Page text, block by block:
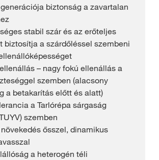
biztonság a zavartalan
stabil szár és az erőteljes
biztosítja a szárdőléssel szembeni
– nagy fokú ellenállás a
szemben (alacsony
a betakarítás előtt és alatt)
a Tarlórépa sárgaság
szemben
ősszel, dinamikus
a heterogén téli